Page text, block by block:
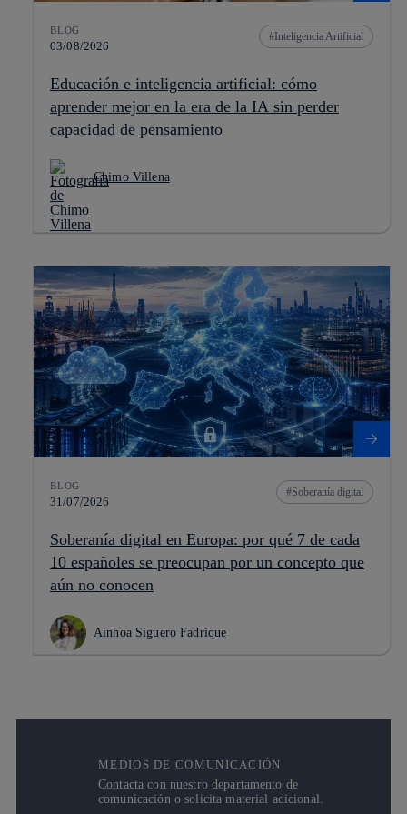
BLOG
03/08/2026
Inteligencia Artificial
Educación e inteligencia artificial: cómo
aprender mejor en la era de la IA sin perder
capacidad de pensamiento
Chimo Villena
BLOG
31/07/2026
Soberanía digital
Soberanía digital en Europa: por qué 7 de cada
10 españoles se preocupan por un concepto que
aún no conocen
Ainhoa Siguero Fadrique
MEDIOS DE COMUNICACIÓN
Contacta con nuestro departamento de
comunicación o solicita material adicional.